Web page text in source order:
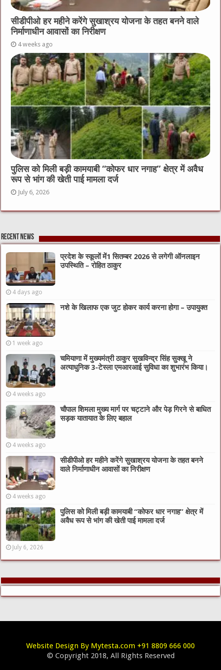
सीडीपीओ हर महीने करेंगे सुखाश्रय योजना के तहत बनने वाले
निर्माणाधीन आवासों का निरीक्षण
4 weeks ago
पुलिस को मिली बड़ी कामयाबी “कोफर धार नगाह” क्षेत्र में अवैध
रूप से भांग की खेती पाई मामला दर्ज
July 6, 2026
Recent News
प्रदेश के स्कूलों में1 सितम्बर 2026 से लगेगी ऑनलाइन
उपस्थिति – रोहित ठाकुर
4 days ago
नशे के खिलाफ एक जुट होकर कार्य करना होगा – उपायुक्त
1 week ago
चमियाणा में मुख्यमंत्री ठाकुर सुखविन्द्र सिंह सुक्खू ने
अत्याधुनिक 3-टेस्ला एमआरआई सुविधा का शुभारंभ किया।
4 weeks ago
चौपाल शिमला मुख्य मार्ग पर चट्टाने और पेड़ गिरने से बाधित
सड़क यातायात के लिए बहाल
4 weeks ago
सीडीपीओ हर महीने करेंगे सुखाश्रय योजना के तहत बनने
वाले निर्माणाधीन आवासों का निरीक्षण
4 weeks ago
पुलिस को मिली बड़ी कामयाबी “कोफर धार नगाह” क्षेत्र में
अवैध रूप से भांग की खेती पाई मामला दर्ज
July 6, 2026
Website Design By Mytesta.com +91 8809 666 000
© Copyright 2018, All Rights Reserved